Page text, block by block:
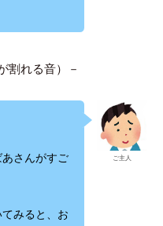
割れる音）－
ご主人
さんがすご
みると、お